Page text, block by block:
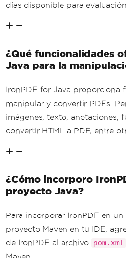
días disponible para evaluación.
¿Qué funcionalidades
Java para la
IronPDF for Java proporciona
manipular y convertir PDFs.
imágenes, texto, anotaciones,
convertir HTML a PDF, entre
¿Cómo incorporo
proyecto Java?
Para incorporar IronPDF en
proyecto Maven en tu IDE,
de IronPDF al archivo
pom.xml
Maven.